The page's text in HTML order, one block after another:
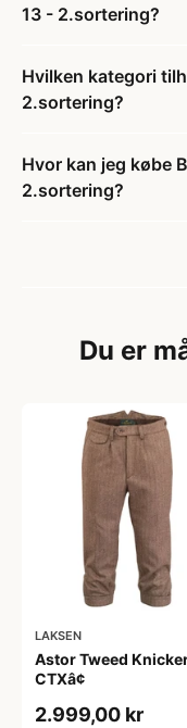
13 - 2.sortering?
Hvilken kategori
2.sortering?
Hvor kan jeg købe
2.sortering?
Du er
LAKSEN
Astor Tweed
CTXâ¢
2.999,00 kr